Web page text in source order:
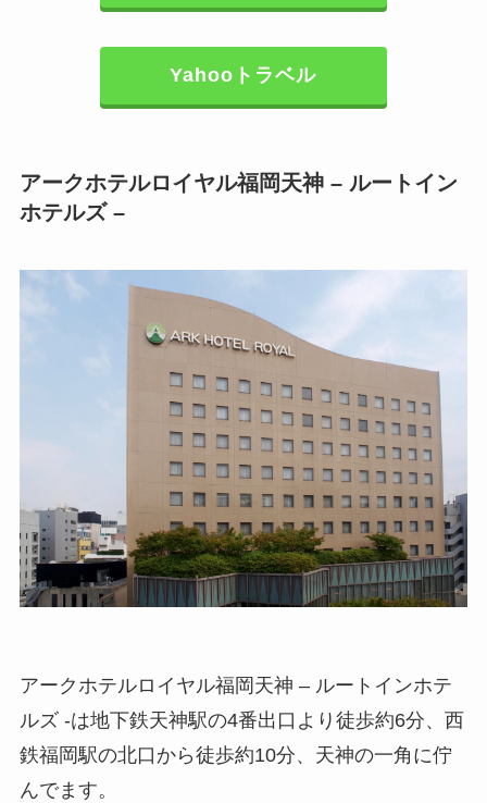
Yahooトラベル
アークホテルロイヤル福岡天神 – ルートイン
ホテルズ –
アークホテルロイヤル福岡天神 – ルートインホテ
ルズ -は地下鉄天神駅の4番出口より徒歩約6分、西
鉄福岡駅の北口から徒歩約10分、天神の一角に佇
んでます。